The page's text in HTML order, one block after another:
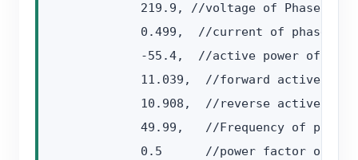
219.9, //voltage of Phase
0.499,  //current of phase
-55.4,  //active power of
11.039,  //forward active
10.908,  //reverse active
49.99,   //Frequency of phase
0.5      //power factor of